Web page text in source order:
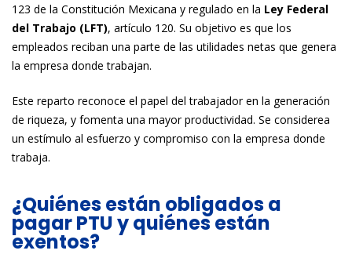
123 de la Constitución Mexicana y regulado en la Ley Federal
del Trabajo (LFT), artículo 120. Su objetivo es que los
empleados reciban una parte de las utilidades netas que genera
la empresa donde trabajan.
Este reparto reconoce el papel del trabajador en la generación
de riqueza, y fomenta una mayor productividad. Se considerea
un estímulo al esfuerzo y compromiso con la empresa donde
trabaja.
¿Quiénes están obligados a
pagar PTU y quiénes están
exentos?